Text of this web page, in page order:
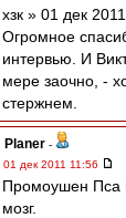
хзк » 01 дек
Огромное
интервью. И
мере заочно, -
стержнем.
Planer -
01 дек 2011 11:56
Промоушен Пса
мозг.